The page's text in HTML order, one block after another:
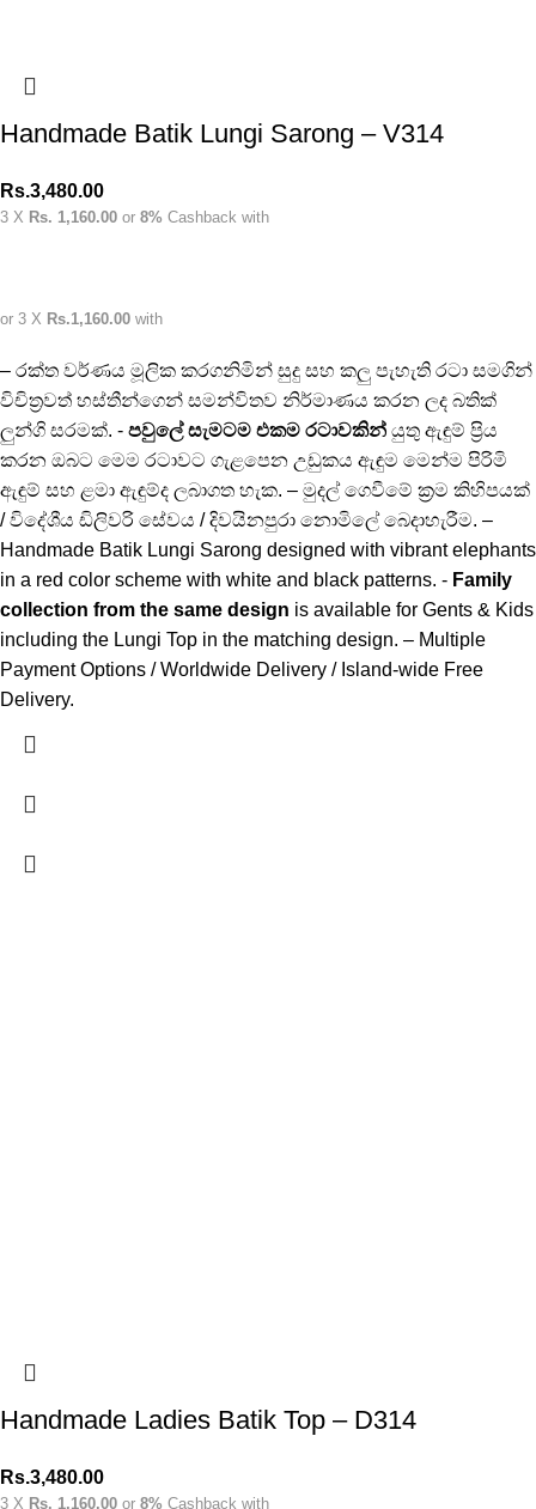
Handmade Batik Lungi Sarong – V314
Rs.3,480.00
3 X Rs. 1,160.00 or 8% Cashback with
or 3 X Rs.1,160.00 with
– රක්ත වර්ණය මූලික කරගනිමින් සුදු සහ කලු පැහැති රටා සමගින්
විචිත්‍රවත් හස්තීන්ගෙන් සමන්විතව නිර්මාණය කරන ලද බතික්
ලුන්ගි සරමක්. - පවුලේ සැමටම එකම රටාවකින් යුතු ඇඳුම් ප්‍රිය
කරන ඔබට මෙම රටාවට ගැළපෙන උඩුකය ඇඳුම මෙන්ම පිරිමි
ඇඳුම් සහ ළමා ඇඳුම්ද ලබාගත හැක. – මුදල් ගෙවීමේ ක්‍රම කිහිපයක්
/ විදේශීය ඩිලිවරි සේවය / දිවයිනපුරා නොමිලේ බෙදාහැරීම. –
Handmade Batik Lungi Sarong designed with vibrant elephants
in a red color scheme with white and black patterns. - Family
collection from the same design is available for Gents & Kids
including the Lungi Top in the matching design. – Multiple
Payment Options / Worldwide Delivery / Island-wide Free
Delivery.
Handmade Ladies Batik Top – D314
Rs.3,480.00
3 X Rs. 1,160.00 or 8% Cashback with